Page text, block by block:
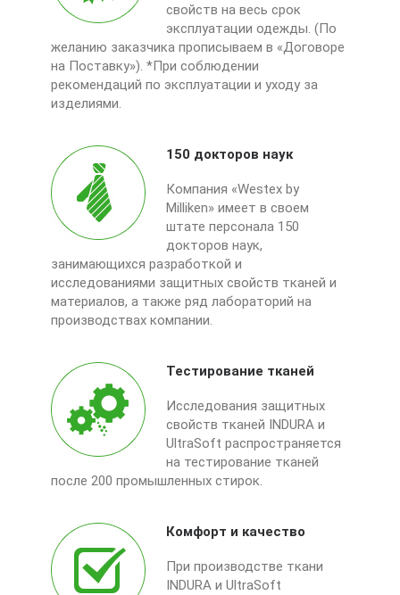
свойств на весь срок
эксплуатации одежды. (По
желанию заказчика прописываем в «Договоре
на Поставку»). *При соблюдении
рекомендаций по эксплуатации и уходу за
изделиями.
150 докторов наук
Компания «Westex by
Milliken» имеет в своем
штате персонала 150
докторов наук,
занимающихся разработкой и
исследованиями защитных свойств тканей и
материалов, а также ряд лабораторий на
производствах компании.
Тестирование тканей
Исследования защитных
свойств тканей INDURA и
UltraSoft распространяется
на тестирование тканей
после 200 промышленных стирок.
Комфорт и качество
При производстве ткани
INDURA и UltraSoft